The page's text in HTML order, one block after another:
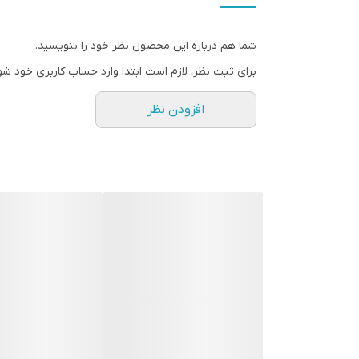
مناسب برای تولید نشا و کشت بذر استفاده نمود. -
شما هم درباره این محصول نظر خود را بنویسید.
برای ثبت نظر، لازم است ابتدا وارد حساب کاربری خود
افزودن نظر